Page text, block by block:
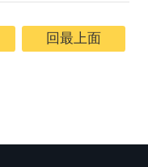
回最上面